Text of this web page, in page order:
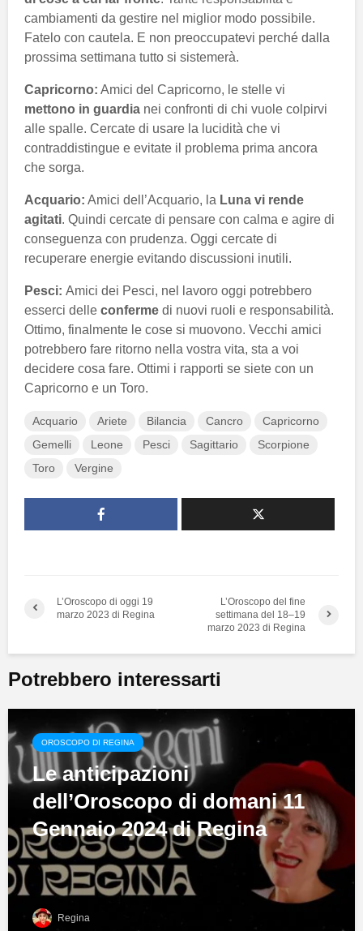
cambiamenti da gestire nel miglior modo possibile.
Fatelo con cautela. E non preoccupatevi perché dalla
prossima settimana tutto si sistemerà.
Capricorno: Amici del Capricorno, le stelle vi
mettono in guardia nei confronti di chi vuole colpirvi
alle spalle. Cercate di usare la lucidità che vi
contraddistingue e evitate il problema prima ancora
che sorga.
Acquario: Amici dell’Acquario, la Luna vi rende
agitati. Quindi cercate di pensare con calma e agire di
conseguenza con prudenza. Oggi cercate di
recuperare energie evitando discussioni inutili.
Pesci: Amici dei Pesci, nel lavoro oggi potrebbero
esserci delle conferme di nuovi ruoli e responsabilità.
Ottimo, finalmente le cose si muovono. Vecchi amici
potrebbero fare ritorno nella vostra vita, sta a voi
decidere cosa fare. Ottimi i rapporti se siete con un
Capricorno e un Toro.
Acquario Ariete Bilancia Cancro
Capricorno
Gemelli
Leone Pesci Sagittario
Scorpione
Toro
Vergine
L’Oroscopo di oggi 19
marzo 2023 di Regina
L’Oroscopo del fine
settimana del 18–19
marzo 2023 di Regina
Potrebbero interessarti
OROSCOPO DI REGINA
Le anticipazioni
dell’Oroscopo di domani 11
Gennaio 2024 di Regina
Regina